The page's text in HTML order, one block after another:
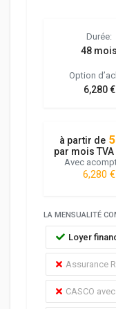
Durée:
48 mois
Option
6,280 €
à partir de
par mois
Avec
6,280 €
LA MENSUALITÉ
Loyer
Assurance
CASCO